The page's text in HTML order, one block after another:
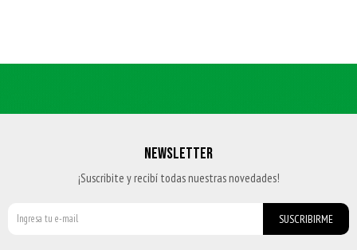
NEWSLETTER
¡Suscribite y recibí todas nuestras novedades!
SUSCRIBIRME